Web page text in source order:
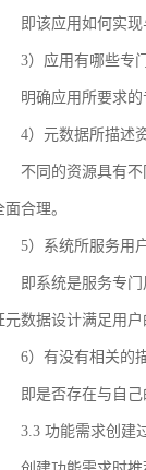
即该应用如何实
3）应用有哪些专
明确应用所要求
4）元数据所描述
不同的资源具有
面合理。
5）系统所服务用
即系统是服务专
元数据设计满足用
6）有没有相关的
即是否存在与自
3.3 功能需求创建